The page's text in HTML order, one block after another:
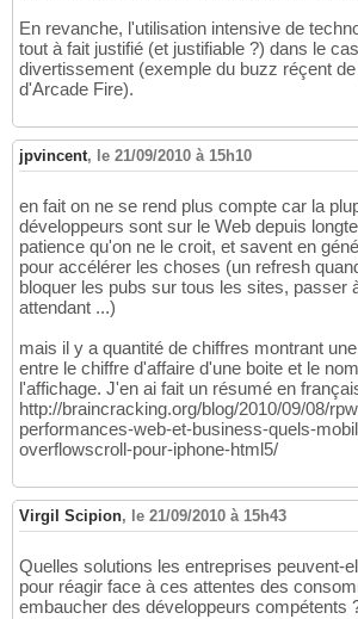
En revanche, l'utilisation intensive de
tout à fait justifié (et justifiable ?) dans le
divertissement (exemple du buzz réçent
d'Arcade Fire).
jpvincent, le 21/09/2010 à 15h10
en fait on ne se rend plus compte car la
développeurs sont sur le Web depuis
patience qu'on ne le croit, et savent en
pour accélérer les choses (un refresh
bloquer les pubs sur tous les sites, passer
attendant ...)
mais il y a quantité de chiffres montrant
entre le chiffre d'affaire d'une boite et le
l'affichage. J'en ai fait un résumé en
http://braincracking.org/blog/2010/09/08/
performances-web-et-business-quels-
overflowscroll-pour-iphone-html5/
Virgil Scipion, le 21/09/2010 à 15h43
Quelles solutions les entreprises peuvent-
pour réagir face à ces attentes des
embaucher des développeurs compétents